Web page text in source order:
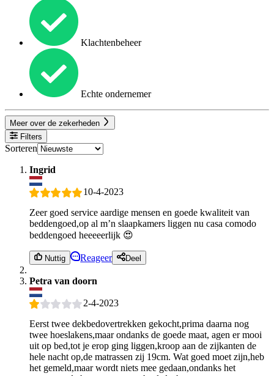
Klachtenbeheer
Echte ondernemer
Meer over de zekerheden
Filters
Sorteren
Ingrid
10-4-2023
Zeer goed service aardige mensen en goede kwaliteit van
beddengoed,op al m’n slaapkamers liggen nu casa comodo
beddengoed heeeeerlijk 😍
Nuttig Reageer Deel
Petra van doorn
2-4-2023
Eerst twee dekbedovertrekken gekocht,prima daarna nog
twee hoeslakens,maar ondanks de goede maat, agen er mooi
uit op bed,tot je erop ging liggen,kroop aan de zijkanten de
hele nacht op,de matrassen zij 19cm. Wat goed moet zijn,heb
het gemeld,maar wordt niets mee gedaan,ondanks het